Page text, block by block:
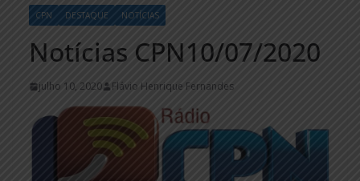
CPN DESTAQUE NOTÍCIAS
Notícias CPN10/07/2020
julho 10, 2020 Flávio Henrique Fernandes